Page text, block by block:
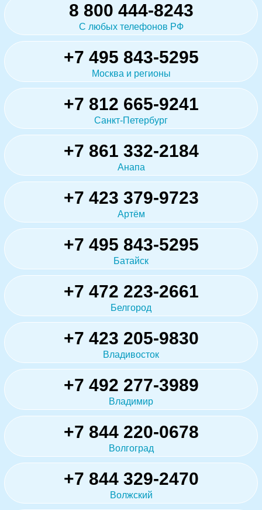
8 800 444-8243
С любых телефонов РФ
+7 495 843-5295
Москва и регионы
+7 812 665-9241
Санкт-Петербург
+7 861 332-2184
Анапа
+7 423 379-9723
Артём
+7 495 843-5295
Батайск
+7 472 223-2661
Белгород
+7 423 205-9830
Владивосток
+7 492 277-3989
Владимир
+7 844 220-0678
Волгоград
+7 844 329-2470
Волжский